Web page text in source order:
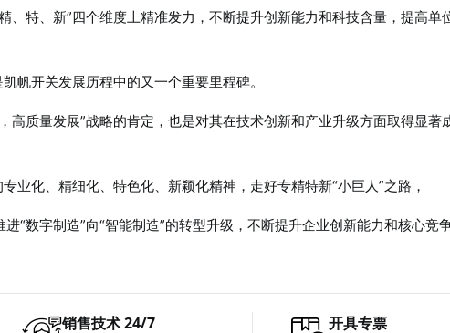
、特、新”四个维度上精准发力，不断提升创新能力和科技含量，提高单
帆开关发展历程中的又一个重要里程碑。
高质量发展”战略的肯定，也是对其在技术创新和产业升级方面取得显著
业化、精细化、特色化、新颖化精神，走好专精特新“小巨人”之路，
“数字制造”向“智能制造”的转型升级，不断提升企业创新能力和核心竞争
销售技术 24/7 开具专票